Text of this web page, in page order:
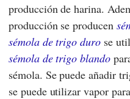
producción de harina.
producción se producen
sémola de trigo durose
sémola de trigo blando
sémola. Se puede añadir
se puede utilizar vapor